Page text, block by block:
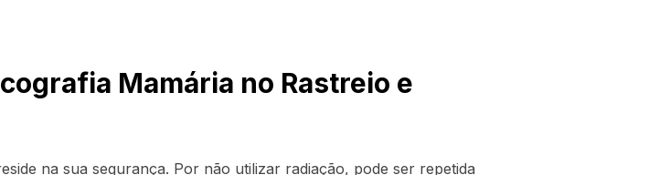
Mamária no Rastreio e
na sua segurança. Por não utilizar radiação, pode ser repetida